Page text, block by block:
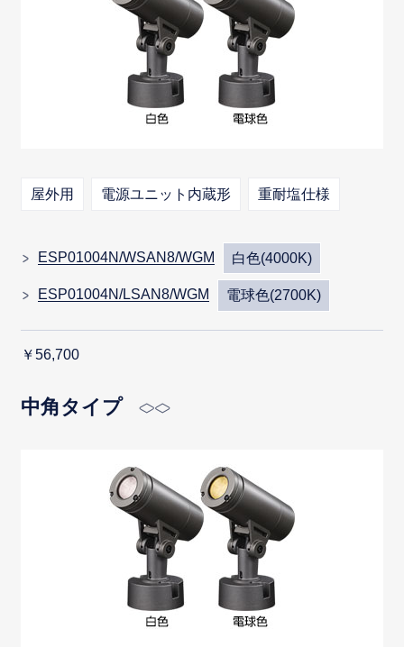
屋外用 電源ユニット内蔵形 重耐塩仕様
ESP01004N/WSAN8/WGM 白色(4000K)
ESP01004N/LSAN8/WGM 電球色(2700K)
￥56,700
中角タイプ